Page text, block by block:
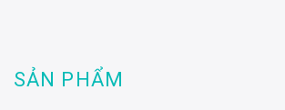
SẢN PHẨM